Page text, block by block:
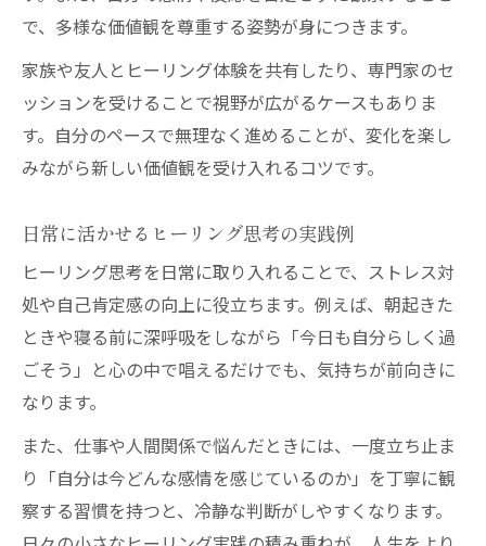
で、多様な価値観を尊重する姿勢が身につきます。
家族や友人とヒーリング体験を共有したり、専門家のセ
ッションを受けることで視野が広がるケースもありま
す。自分のペースで無理なく進めることが、変化を楽し
みながら新しい価値観を受け入れるコツです。
日常に活かせるヒーリング思考の実践例
ヒーリング思考を日常に取り入れることで、ストレス対
処や自己肯定感の向上に役立ちます。例えば、朝起きた
ときや寝る前に深呼吸をしながら「今日も自分らしく過
ごそう」と心の中で唱えるだけでも、気持ちが前向きに
なります。
また、仕事や人間関係で悩んだときには、一度立ち止ま
り「自分は今どんな感情を感じているのか」を丁寧に観
察する習慣を持つと、冷静な判断がしやすくなります。